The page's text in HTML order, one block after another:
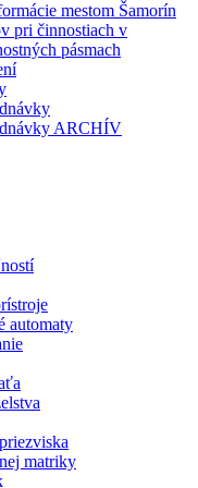
mestom Šamorín
pri činnostiach v
pásmach
ARCHÍV
automaty
matriky